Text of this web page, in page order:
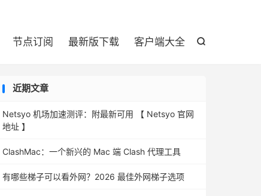

节点订阅 最新版下载 客户端大全
近期文章
Netsyo 机场加速测评：附最新可用 【 Netsyo 官网
地址 】
ClashMac：一个新兴的 Mac 端 Clash 代理工具
有哪些梯子可以看外网？2026 最佳外网梯子选项